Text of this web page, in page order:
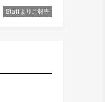
Staffよりご報告